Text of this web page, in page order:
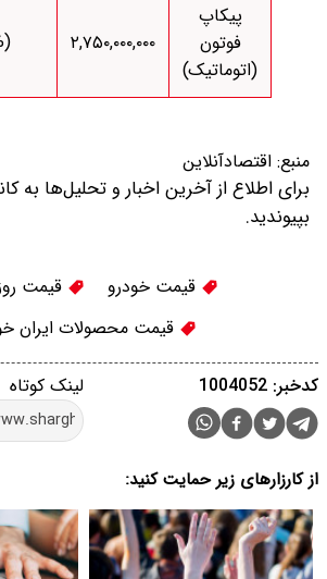
پیکاپ
فوتون
(اتوماتیک)
۲,۷۵۰,۰۰۰,۰۰۰ (۰.۰۰%)۰
منبع: اقتصادآنلاین
برای اطلاع از آخرین اخبار و تحلیل‌ها به
بپیوندید.
قیمت خودرو
قیمت
قیمت محصولات ایران
لینک کوتاه کدخبر: 1004052
از کارزارهای زیر حمایت کنید: